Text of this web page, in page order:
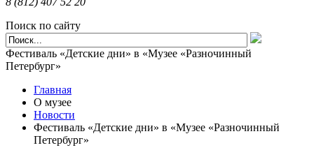
Поиск по сайту
Фестиваль «Детские дни» в «Музее «Разночинный
Петербург»
Главная
О музее
Новости
Фестиваль «Детские дни» в «Музее «Разночинный
Петербург»